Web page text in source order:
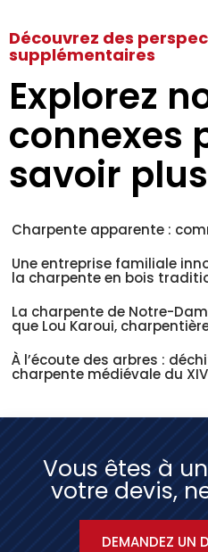
Découvrez des
supplémentaires
Explorez
connexes
savoir
Charpente apparente :
Une entreprise familiale
la charpente en bois
La charpente de Notre-
que Lou Karoui,
À l’écoute des arbres :
charpente médiévale du
Vous êtes à
votre devis,
DEMANDEZ UN